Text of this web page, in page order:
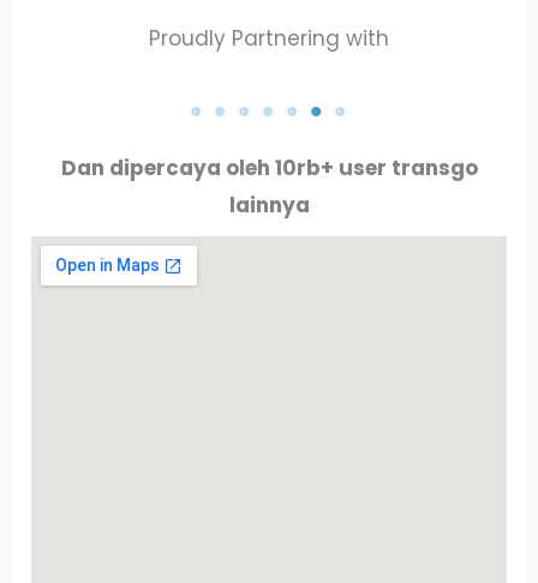
Proudly Partnering with
GUNA PRATAMA
Dan dipercaya oleh 10rb+ user transgo
lainnya